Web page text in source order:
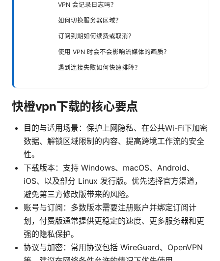
VPN 会记录日志吗？
如何切换服务器区域？
订阅到期如何续费或取消？
使用 VPN 时会不会影响流媒体的画质？
遇到连接失败如何快速排障？
快橙vpn下载的核心要点
目的与适用场景：保护上网隐私、在公共Wi-Fi下加密
数据、解锁区域限制的内容、提高跨境工作流的安全
性。
下载版本：支持 Windows、macOS、Android、
iOS、以及部分 Linux 发行版。优先选择官方渠道，
避免第三方修改版带来的风险。
账号与订阅：多数版本需要注册账户并绑定订阅计
划，付费版通常提供更稳定的速度、更多服务器和更
强的隐私保护。
协议与加密：常用协议包括 WireGuard、OpenVPN